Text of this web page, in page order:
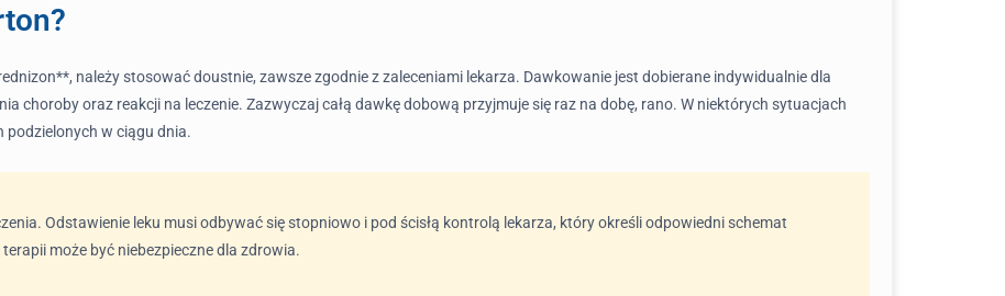
należy stosować doustnie, zawsze zgodnie z zaleceniami lekarza. Dawkowanie jest dobierane indywidualnie dla
choroby oraz reakcji na leczenie. Zazwyczaj całą dawkę dobową przyjmuje się raz na dobę, rano. W niektórych sytuacjach
podzielonych w ciągu dnia.
Odstawienie leku musi odbywać się stopniowo i pod ścisłą kontrolą lekarza, który określi odpowiedni schemat
może być niebezpieczne dla zdrowia.